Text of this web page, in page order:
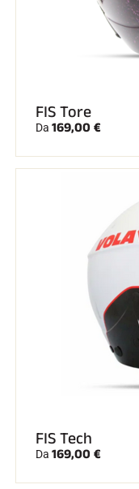
FIS Tore
Da 169,00 €
FIS Tech
Da 169,00 €